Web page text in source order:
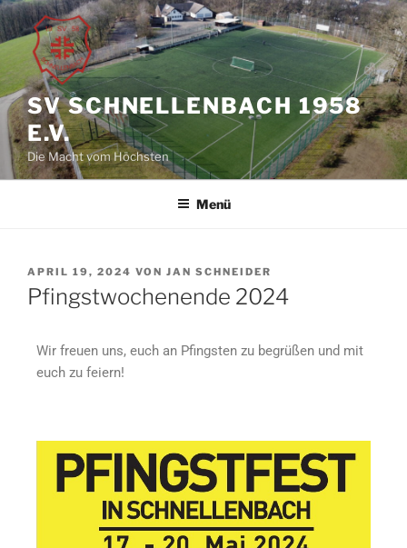
SV SCHNELLENBACH 1958
E.V.
Die Macht vom Höchsten
Menü
APRIL 19, 2024 VON JAN SCHNEIDER
Pfingstwochenende 2024
Wir freuen uns, euch an Pfingsten zu begrüßen und mit
euch zu feiern!